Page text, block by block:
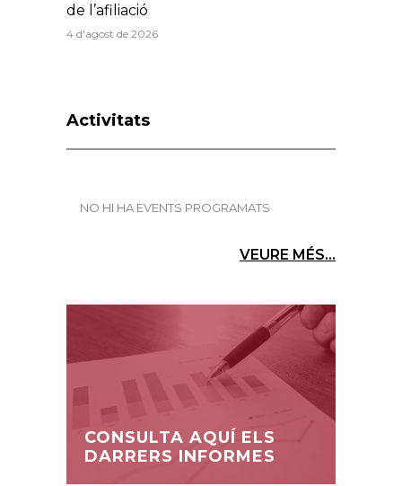
de l’afiliació
4 d'agost de 2026
Activitats
NO HI HA EVENTS PROGRAMATS
VEURE MÉS...
CONSULTA AQUÍ ELS
DARRERS INFORMES